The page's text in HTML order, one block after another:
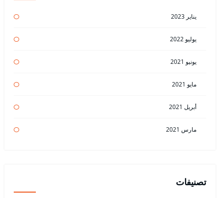
يناير 2023
يوليو 2022
يونيو 2021
مايو 2021
أبريل 2021
مارس 2021
تصنيفات